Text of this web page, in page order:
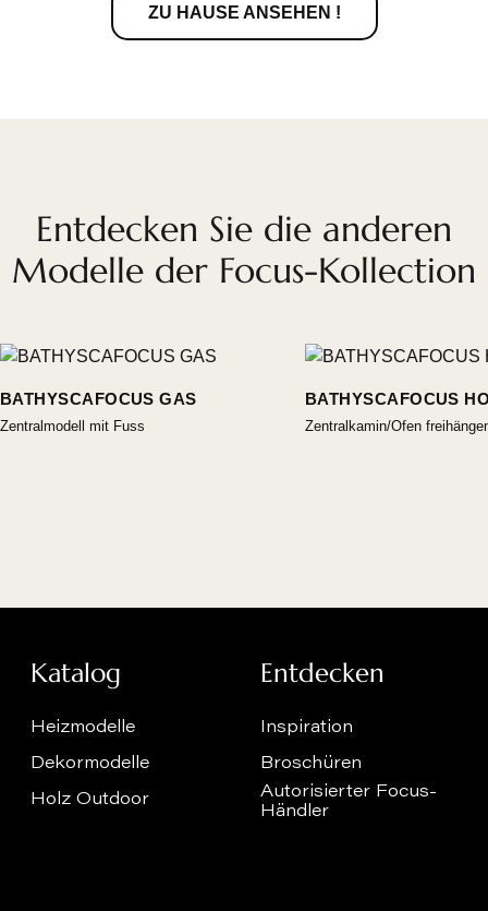
ZU HAUSE ANSEHEN !
Entdecken Sie die anderen
Modelle der Focus-Kollection
BATHYSCAFOCUS GAS
Zentralmodell mit Fuss
BATHYSCAFOCUS
Zentralkamin/Ofen
Katalog
Heizmodelle
Dekormodelle
Holz Outdoor
Entdecken
Inspiration
Broschüren
Autorisierter Focus-
Händler